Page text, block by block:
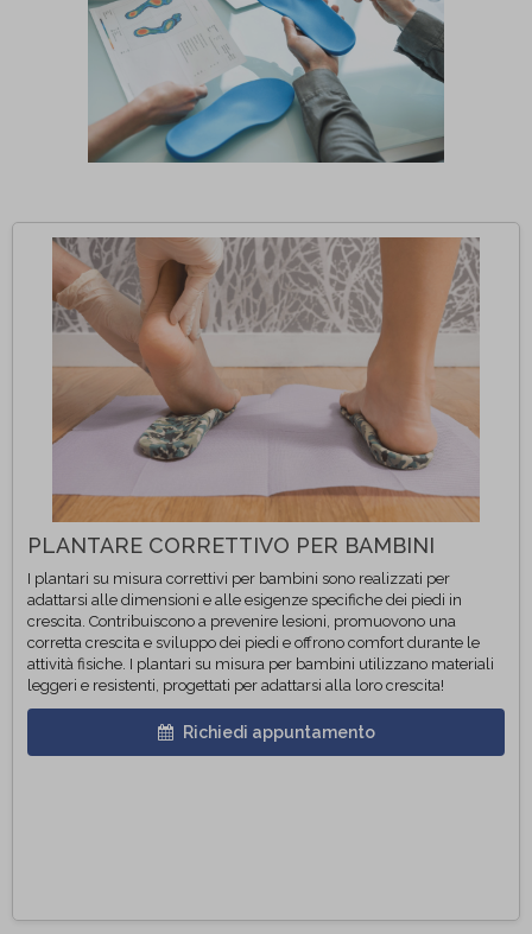
PLANTARE CORRETTIVO PER BAMBINI
I plantari su misura correttivi per bambini sono realizzati per
adattarsi alle dimensioni e alle esigenze specifiche dei piedi in
crescita. Contribuiscono a prevenire lesioni, promuovono una
corretta crescita e sviluppo dei piedi e offrono comfort durante le
attività fisiche. I plantari su misura per bambini utilizzano materiali
leggeri e resistenti, progettati per adattarsi alla loro crescita!
Richiedi appuntamento